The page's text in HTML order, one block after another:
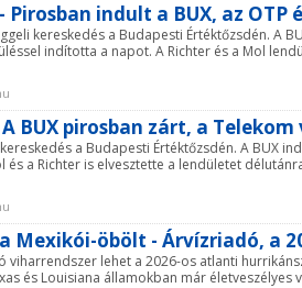
Pirosban indult a BUX, az OTP
kereskedés a Budapesti Értéktőzsdén. A
indította a napot. A Richter és a Mol
A BUX pirosban zárt, a
a Budapesti Értéktőzsdén. A BUX
a Richter is elvesztette a lendületet
Mexikói-öbölt - Árvízriadó, a
lehet a 2026-os atlanti
és Louisiana államokban már